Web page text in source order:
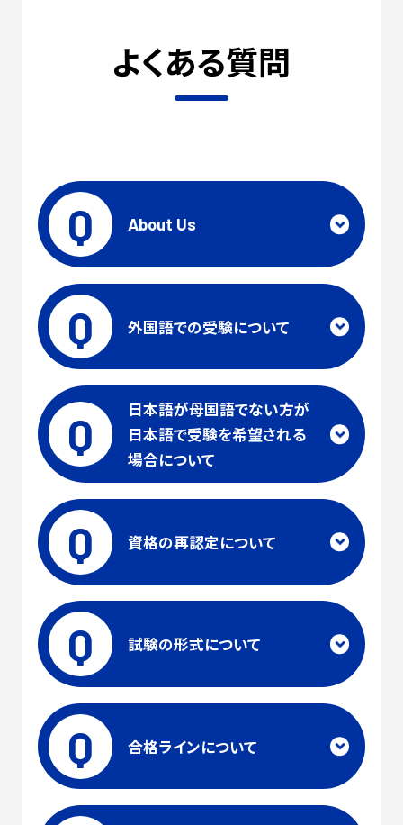
よくある質問
Q About Us
Q 外国語での受験について
Q
日本語が母国語でない方が
日本語で受験を希望される
場合について
Q 資格の再認定について
Q 試験の形式について
Q 合格ラインについて